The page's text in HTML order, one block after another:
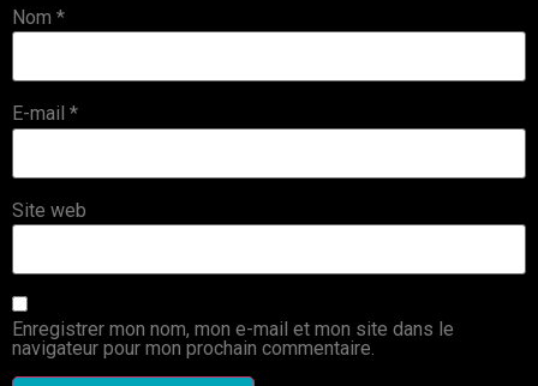
Nom *
E-mail *
Site web
Enregistrer mon nom, mon e-mail et mon site dans le
navigateur pour mon prochain commentaire.